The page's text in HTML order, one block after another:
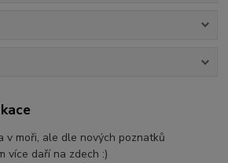
v moři, ale dle nových poznatků
více daří na zdech :)